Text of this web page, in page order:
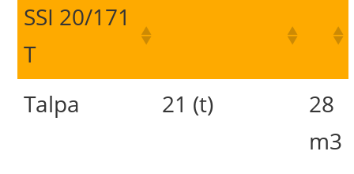
SSI 20/171
T
Talpa
21 (t)
28
m3